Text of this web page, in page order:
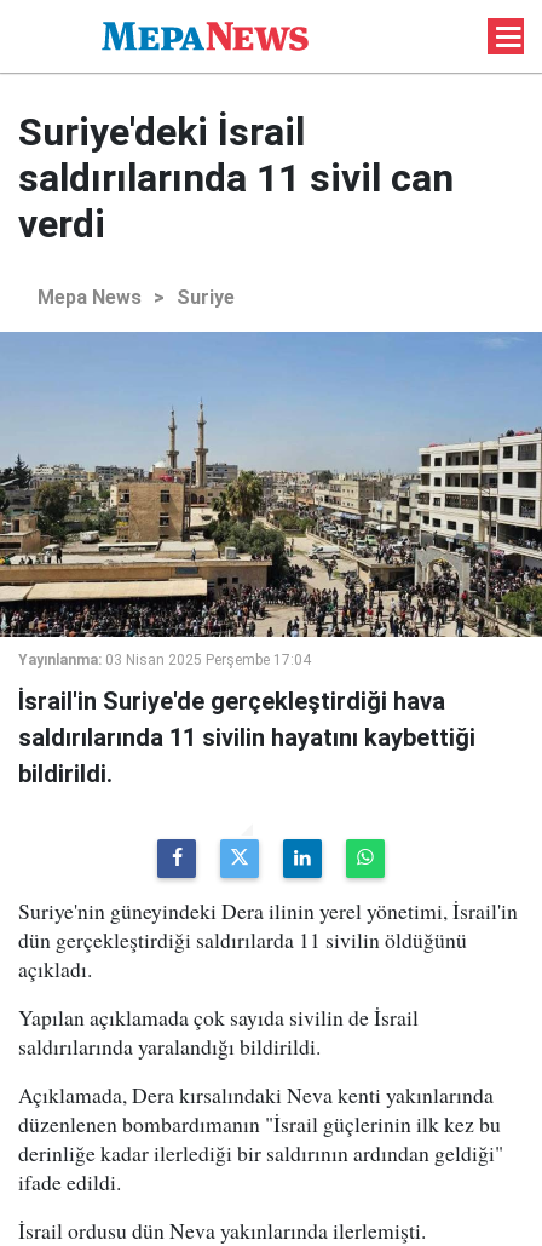
Suriye'deki İsrail
saldırılarında 11 sivil can
verdi
Mepa News > Suriye
Yayınlanma: 03 Nisan 2025 Perşembe 17:04
İsrail'in Suriye'de gerçekleştirdiği hava
saldırılarında 11 sivilin hayatını kaybettiği
bildirildi.
Suriye'nin güneyindeki Dera ilinin yerel yönetimi, İsrail'in
dün gerçekleştirdiği saldırılarda 11 sivilin öldüğünü
açıkladı.
Yapılan açıklamada çok sayıda sivilin de İsrail
saldırılarında yaralandığı bildirildi.
Açıklamada, Dera kırsalındaki Neva kenti yakınlarında
düzenlenen bombardımanın "İsrail güçlerinin ilk kez bu
derinliğe kadar ilerlediği bir saldırının ardından geldiği"
ifade edildi.
İsrail ordusu dün Neva yakınlarında ilerlemişti.